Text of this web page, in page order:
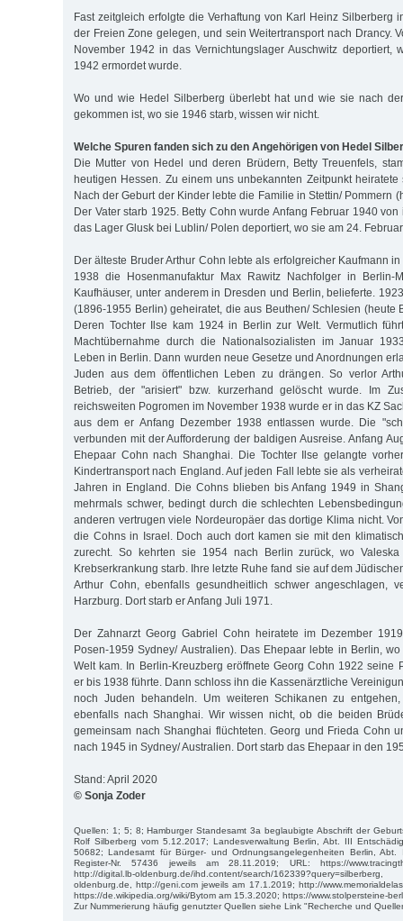
Fast zeitgleich erfolgte die Verhaftung von Karl Heinz Silberberg
der Freien Zone gelegen, und sein Weitertransport nach Drancy.
November 1942 in das Vernichtungslager Auschwitz deportiert,
1942 ermordet wurde.
Wo und wie Hedel Silberberg überlebt hat und wie sie nach
gekommen ist, wo sie 1946 starb, wissen wir nicht.
Welche Spuren fanden sich zu den Angehörigen von Hedel
Die Mutter von Hedel und deren Brüdern, Betty Treuenfels,
heutigen Hessen. Zu einem uns unbekannten Zeitpunkt
Nach der Geburt der Kinder lebte die Familie in Stettin/ Pommern
Der Vater starb 1925. Betty Cohn wurde Anfang Februar 1940
das Lager Glusk bei Lublin/ Polen deportiert, wo sie am 24.
Der älteste Bruder Arthur Cohn lebte als erfolgreicher Kaufmann
1938 die Hosenmanufaktur Max Rawitz Nachfolger in Berlin-
Kaufhäuser, unter anderem in Dresden und Berlin, belieferte.
(1896-1955 Berlin) geheiratet, die aus Beuthen/ Schlesien (heute
Deren Tochter Ilse kam 1924 in Berlin zur Welt. Vermutlich
Machtübernahme durch die Nationalsozialisten im Januar
Leben in Berlin. Dann wurden neue Gesetze und Anordnungen
Juden aus dem öffentlichen Leben zu drängen. So verlor
Betrieb, der "arisiert" bzw. kurzerhand gelöscht wurde. Im
reichsweiten Pogromen im November 1938 wurde er in das KZ
aus dem er Anfang Dezember 1938 entlassen wurde. Die
verbunden mit der Aufforderung der baldigen Ausreise. Anfang
Ehepaar Cohn nach Shanghai. Die Tochter Ilse gelangte
Kindertransport nach England. Auf jeden Fall lebte sie als
Jahren in England. Die Cohns blieben bis Anfang 1949 in
mehrmals schwer, bedingt durch die schlechten
anderen vertrugen viele Nordeuropäer das dortige Klima nicht.
die Cohns in Israel. Doch auch dort kamen sie mit den
zurecht. So kehrten sie 1954 nach Berlin zurück, wo
Krebserkrankung starb. Ihre letzte Ruhe fand sie auf dem
Arthur Cohn, ebenfalls gesundheitlich schwer angeschlagen,
Harzburg. Dort starb er Anfang Juli 1971.
Der Zahnarzt Georg Gabriel Cohn heiratete im Dezember
Posen-1959 Sydney/ Australien). Das Ehepaar lebte in Berlin,
Welt kam. In Berlin-Kreuzberg eröffnete Georg Cohn 1922 seine
er bis 1938 führte. Dann schloss ihn die Kassenärztliche
noch Juden behandeln. Um weiteren Schikanen zu
ebenfalls nach Shanghai. Wir wissen nicht, ob die beiden
gemeinsam nach Shanghai flüchteten. Georg und Frieda Cohn
nach 1945 in Sydney/ Australien. Dort starb das Ehepaar in den
Stand: April 2020
© Sonja Zoder
Quellen: 1; 5; 8; Hamburger Standesamt 3a beglaubigte Abschrift der
Rolf Silberberg vom 5.12.2017; Landesverwaltung Berlin, Abt. III
50682; Landesamt für Bürger- und Ordnungsangelegenheiten Berlin, Abt.
Register-Nr. 57436 jeweils am 28.11.2019; URL: https://
http://digital.lb-oldenburg.de/ihd.content/search/
oldenburg.de, http://geni.com jeweils am 17.1.2019; http://
https://de.wikipedia.org/wiki/Bytom am 15.3.2020; https://www.stolpersteine-
Zur Nummerierung häufig genutzter Quellen siehe Link "Recherche und